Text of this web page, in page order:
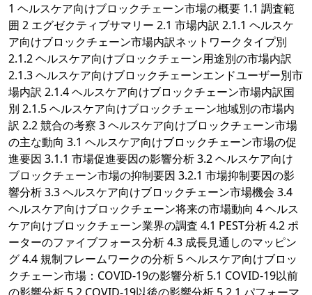
1 ヘルスケア向けブロックチェーン市場の概要 1.1 調査範
囲 2 エグゼクティブサマリー 2.1 市場内訳 2.1.1 ヘルスケ
ア向けブロックチェーン市場内訳ネットワークタイプ別
2.1.2 ヘルスケア向けブロックチェーン用途別の市場内訳
2.1.3 ヘルスケア向けブロックチェーンエンドユーザー別市
場内訳 2.1.4 ヘルスケア向けブロックチェーン市場内訳国
別 2.1.5 ヘルスケア向けブロックチェーン地域別の市場内
訳 2.2 競合の考察 3 ヘルスケア向けブロックチェーン市場
の主な動向 3.1 ヘルスケア向けブロックチェーン市場の促
進要因 3.1.1 市場促進要因の影響分析 3.2 ヘルスケア向け
ブロックチェーン市場の抑制要因 3.2.1 市場抑制要因の影
響分析 3.3 ヘルスケア向けブロックチェーン市場機会 3.4
ヘルスケア向けブロックチェーン将来の市場動向 4 ヘルス
ケア向けブロックチェーン業界の調査 4.1 PEST分析 4.2 ポ
ーターのファイブフォース分析 4.3 成長見通しのマッピン
グ 4.4 規制フレームワークの分析 5 ヘルスケア向けブロッ
クチェーン市場：COVID-19の影響分析 5.1 COVID-19以前